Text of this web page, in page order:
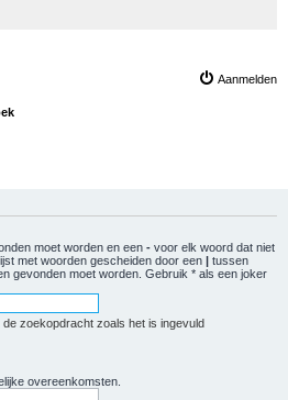
Aanmelden
moet worden en een - voor elk woord dat niet
met woorden gescheiden door een | tussen
gevonden moet worden. Gebruik * als een joker
zoekopdracht zoals het is ingevuld
overeenkomsten.